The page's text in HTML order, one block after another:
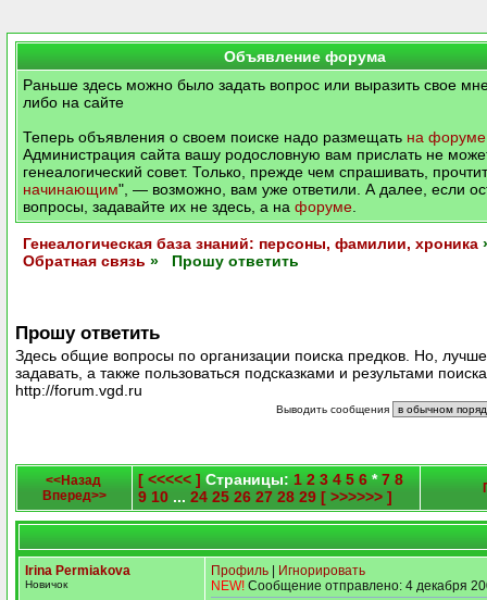
Объявление форума
Раньше здесь можно было задать вопрос или выразить свое
либо на сайте
Теперь объявления о своем поиске надо размещать на форуме
Администрация сайта вашу родословную вам прислать не
генеалогический совет. Только, прежде чем спрашивать,
начинающим", — возможно, вам уже ответили. А далее, если
вопросы, задавайте их не здесь, а на форуме
Генеалогическая база знаний: персоны, фамилии, хроника
Обратная связь » Прошу ответить
Прошу ответить
Здесь общие вопросы по организации поиска предков. Но,
задавать, а также пользоваться подсказками и результами
http://forum.vgd.ru
Выводить сообщения
<<Назад
Вперед>>
[ <<<<< ] Страницы: 1 2 3 4 5 6 *7 8
9 10 ... 24 25 26 27 28 29 [ >>>>>> ]
Irina Permiakova
Новичок
Профиль
Игнорировать
NEW! Сообщение отправлено: 4 декабря